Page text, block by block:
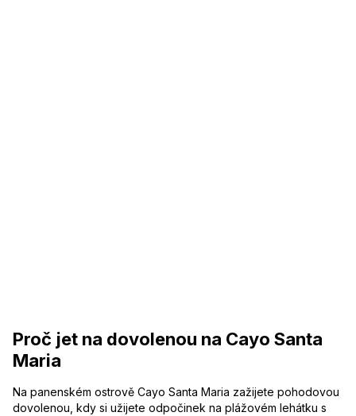
Proč jet na dovolenou na Cayo Santa
Maria
Na panenském ostrově Cayo Santa Maria zažijete pohodovou
dovolenou, kdy si užijete odpočinek na plážovém lehátku s